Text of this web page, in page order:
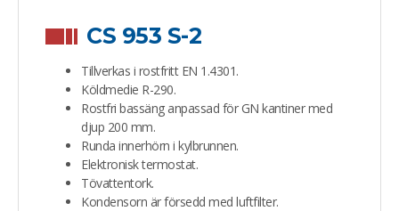
CS 953 S-2
Tillverkas i rostfritt EN 1.4301.
Köldmedie R-290.
Rostfri bassäng anpassad för GN kantiner med
djup 200 mm.
Runda innerhörn i kylbrunnen.
Elektronisk termostat.
Tövattentork.
Kondensorn är försedd med luftfilter.